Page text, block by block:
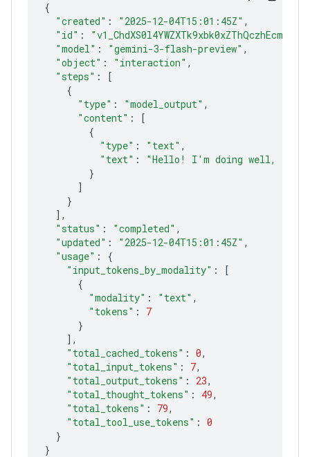
{
"created" : "2025-12-04T15:01:45Z"
"id" :
"model" : "gemini-3-flash-preview"
"object" : "interaction"
"steps" :
[
{
"type" : "model_output"
"content" :
[
{
"type" : "text"
"text" :
"Hello! I'm doing well,
}
]
}
]
"status" : "completed"
"updated" : "2025-12-04T15:01:45Z"
"usage" :
{
"input_tokens_by_modality" :
[
{
"modality" : "text"
"tokens" :
7
}
]
"total_cached_tokens" : 0
"total_input_tokens" : 7
"total_output_tokens" : 23
"total_thought_tokens" : 49
"total_tokens" : 79
"total_tool_use_tokens" : 0
}
}